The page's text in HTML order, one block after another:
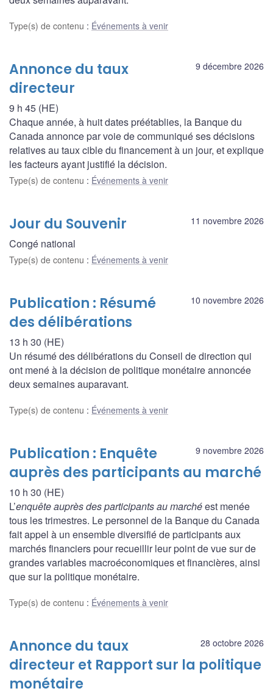
Type(s) de contenu : Événements à venir
9 décembre 2026
Annonce du taux
directeur
9 h 45 (HE)
Chaque année, à huit dates préétablies, la Banque du
Canada annonce par voie de communiqué ses décisions
relatives au taux cible du financement à un jour, et explique
les facteurs ayant justifié la décision.
Type(s) de contenu : Événements à venir
11 novembre 2026
Jour du Souvenir
Congé national
Type(s) de contenu : Événements à venir
10 novembre 2026
Publication : Résumé
des délibérations
13 h 30 (HE)
Un résumé des délibérations du Conseil de direction qui
ont mené à la décision de politique monétaire annoncée
deux semaines auparavant.
Type(s) de contenu : Événements à venir
9 novembre 2026
Publication : Enquête
auprès des participants au marché
10 h 30 (HE)
L’enquête auprès des participants au marchéest menée
tous les trimestres. Le personnel de la Banque du Canada
fait appel à un ensemble diversifié de participants aux
marchés financiers pour recueillir leur point de vue sur de
grandes variables macroéconomiques et financières, ainsi
que sur la politique monétaire.
Type(s) de contenu : Événements à venir
28 octobre 2026
Annonce du taux
directeur et Rapport sur la politique
monétaire